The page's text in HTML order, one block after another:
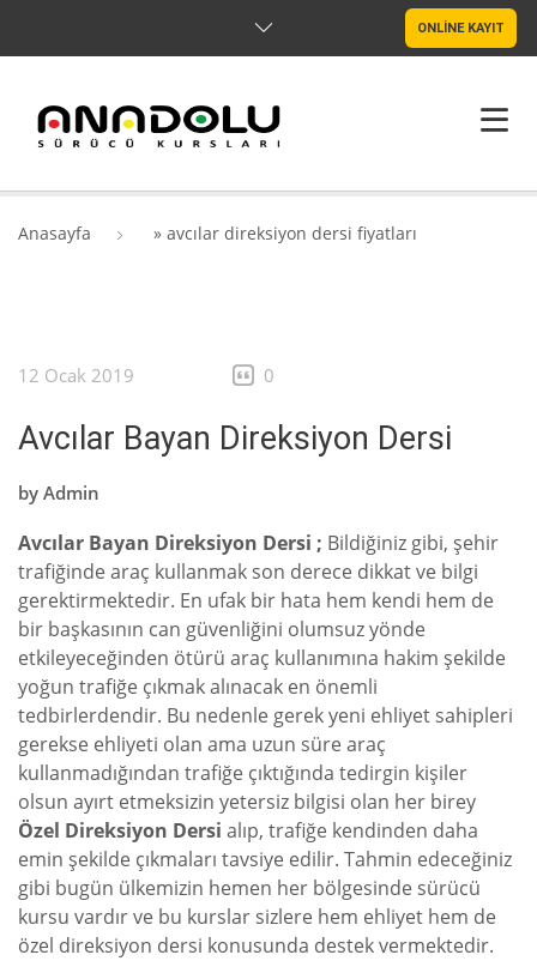
ONLİNE KAYIT
SRC & PSIKOTEKNIK
BLOG
İLETIŞIM
Anasayfa » avcılar direksiyon dersi fiyatları
12 Ocak 2019 0
Avcılar Bayan Direksiyon Dersi
by Admin
Avcılar Bayan Direksiyon Dersi ; Bildiğiniz gibi, şehir
trafiğinde araç kullanmak son derece dikkat ve bilgi
gerektirmektedir. En ufak bir hata hem kendi hem de
bir başkasının can güvenliğini olumsuz yönde
etkileyeceğinden ötürü araç kullanımına hakim şekilde
yoğun trafiğe çıkmak alınacak en önemli
tedbirlerdendir. Bu nedenle gerek yeni ehliyet sahipleri
gerekse ehliyeti olan ama uzun süre araç
kullanmadığından trafiğe çıktığında tedirgin kişiler
olsun ayırt etmeksizin yetersiz bilgisi olan her birey
Özel Direksiyon Dersi alıp, trafiğe kendinden daha
emin şekilde çıkmaları tavsiye edilir. Tahmin edeceğiniz
gibi bugün ülkemizin hemen her bölgesinde sürücü
kursu vardır ve bu kurslar sizlere hem ehliyet hem de
özel direksiyon dersi konusunda destek vermektedir.